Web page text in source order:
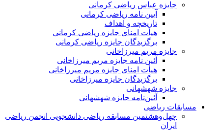
جایزه عباس ریاضی کرمانی
آیین نامه ریاضی کرمانی
تاریخچه و اهداف
هیأت امنای جایزه ریاضی کرمانی
برگزیدگان جایزه ریاضی کرمانی
جایزه مریم میرزاخانی
آئین نامه جایزه مریم میرزاخانی
هیأت امنای جایزه مریم میرزاخانی
برگزیدگان جایزه میرزاخانی
جایزه شهشهانی
آئین‌نامه جایزه شهشهانی
مسابقات ریاضی
چهل‌و‌هشتمین مسابقه ریاضی دانشجویی انجمن ریاضی
ایران